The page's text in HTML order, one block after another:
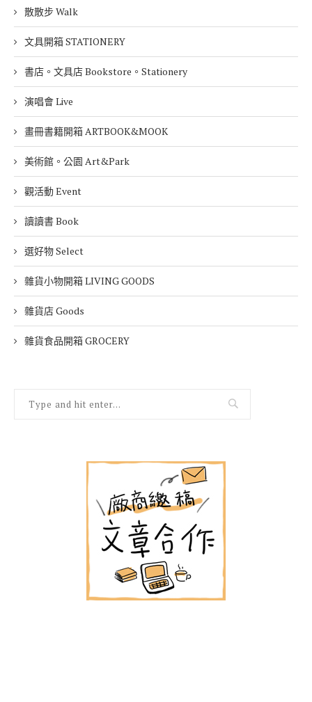
散散步 Walk
文具開箱 STATIONERY
書店。文具店 Bookstore。Stationery
演唱會 Live
畫冊書籍開箱 ARTBOOK&MOOK
美術館。公園 Art&Park
觀活動 Event
讀讀書 Book
選好物 Select
雜貨小物開箱 LIVING GOODS
雜貨店 Goods
雜貨食品開箱 GROCERY